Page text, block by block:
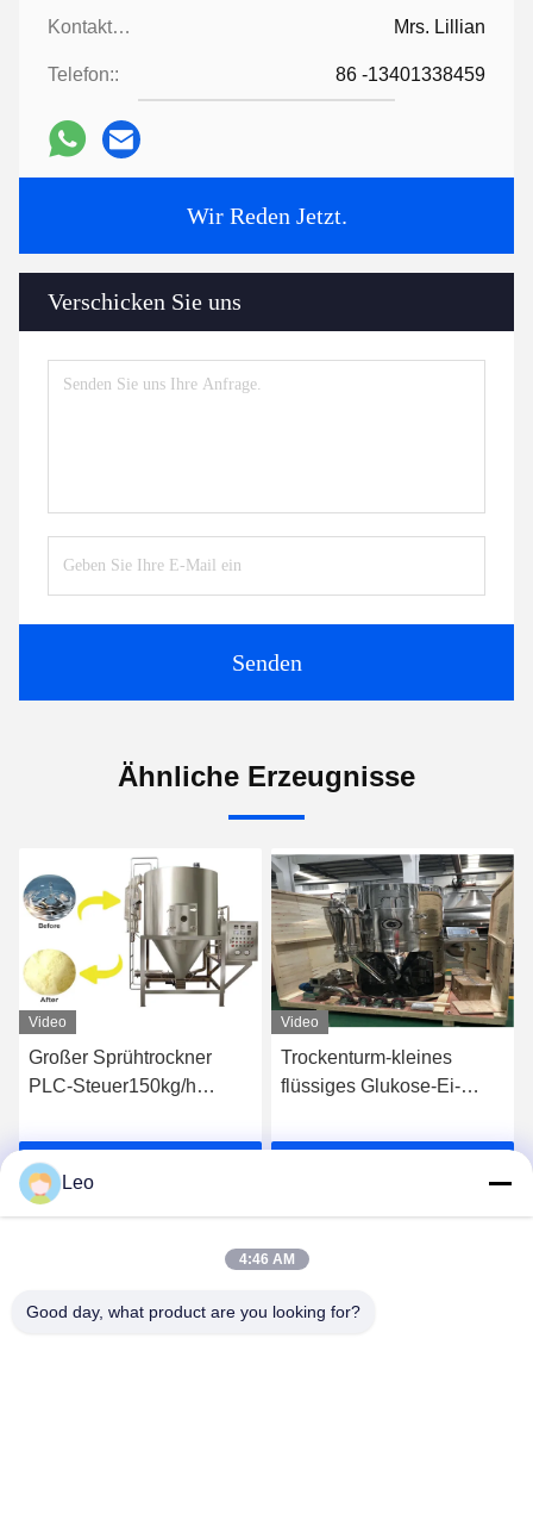
Kontaktpersonen: Mrs. Lillian
Telefon:: 86 -13401338459
Wir Reden Jetzt.
Verschicken Sie uns
Senden
Ähnliche Erzeugnisse
Video
Großer Sprühtrockner
PLC-Steuer150kg/h
Sprühtrockner
Video
Trockenturm-kleines
flüssiges Glukose-Ei-
Sprühtrocknungs-25kg/H,
Leo
4:46 AM
Good day, what product are you looking for?